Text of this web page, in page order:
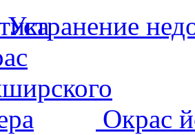
Устранение
Окрас